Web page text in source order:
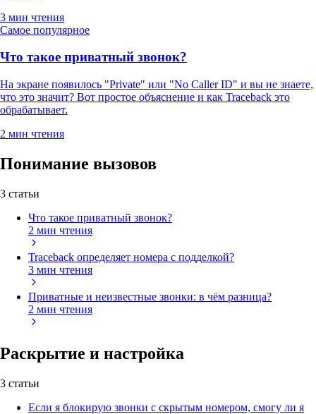
3 мин чтения
Самое популярное
Что такое приватный звонок?
На экране появилось "Private" или "No Caller ID" и вы не знаете,
что это значит? Вот простое объяснение и как Traceback это
обрабатывает.
2 мин чтения
Понимание вызовов
3 статьи
Что такое приватный звонок?
2 мин чтения
Traceback определяет номера с подделкой?
3 мин чтения
Приватные и неизвестные звонки: в чём разница?
2 мин чтения
Раскрытие и настройка
3 статьи
Если я блокирую звонки с скрытым номером, смогу ли я